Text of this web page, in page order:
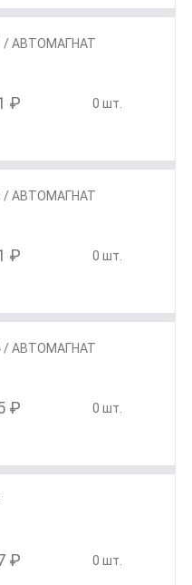
/ АВТОМАГНАТ
₽ 0 шт.
/ АВТОМАГНАТ
₽ 0 шт.
/ АВТОМАГНАТ
₽ 0 шт.
₽ 0 шт.